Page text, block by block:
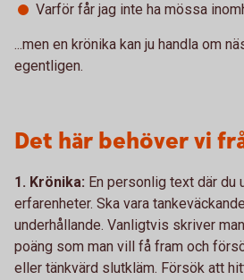
Varför får jag inte ha mössa
...men en krönika kan ju handla om
egentligen.
Det här behöver vi
1. Krönika: En personlig text där du
erfarenheter. Ska vara
underhållande. Vanligtvis skriver
poäng som man vill få fram och
eller tänkvärd slutkläm. Försök att